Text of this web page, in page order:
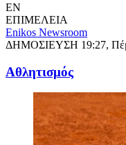
EN
ΕΠΙΜΕΛΕΙΑ
Enikos Newsroom
ΔΗΜΟΣΙΕΥΣΗ 19:27,
Αθλητισμός